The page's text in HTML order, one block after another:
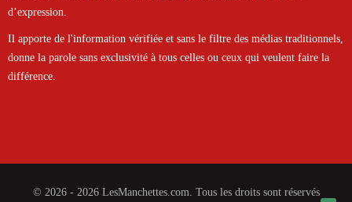
d’expression.
Il apporte de l'information vérifiée et sans le filtre des médias traditionnels,
donne la parole sans exclusivité à tous celles ou ceux qui veulent faire la
différence.
© 2026 - 2026 LesManchettes.com. Tous les droits sont réservés